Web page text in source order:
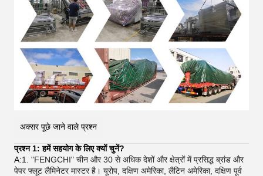
अक्सर पूछे जाने वाले प्रश्न
प्रश्न 1: हमें सहयोग के लिए क्यों चुनें?
A:1. "FENGCHI" चीन और 30 से अधिक देशों और क्षेत्रों में प्रसिद्ध ब्रांड और
पेपर फ्लूट लैमिनेटर मास्टर है। यूरोप, दक्षिण अमेरिका, लैटिन अमेरिका, दक्षिण पूर्व